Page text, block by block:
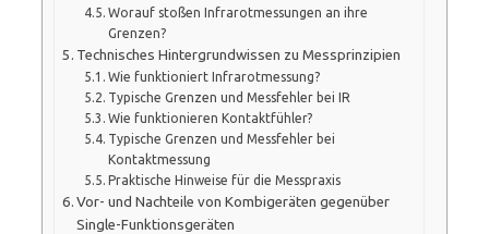
Worauf stoßen Infrarotmessungen an ihre
Grenzen?
Technisches Hintergrundwissen zu Messprinzipien
Wie funktioniert Infrarotmessung?
Typische Grenzen und Messfehler bei IR
Wie funktionieren Kontaktfühler?
Typische Grenzen und Messfehler bei
Kontaktmessung
Praktische Hinweise für die Messpraxis
Vor- und Nachteile von Kombigeräten gegenüber
Single-Funktionsgeräten